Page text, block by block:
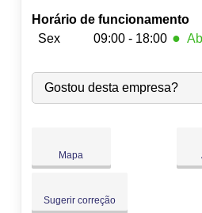
Horário de funcionamento
Sex
09:00 - 18:00 ●
Seg: 09:00-18:00
Ter:
09:00-18:00
Qua:
09:00-18:00
Sáb:
Fechado
Gostou desta empresa?
Mapa
Sugerir correção